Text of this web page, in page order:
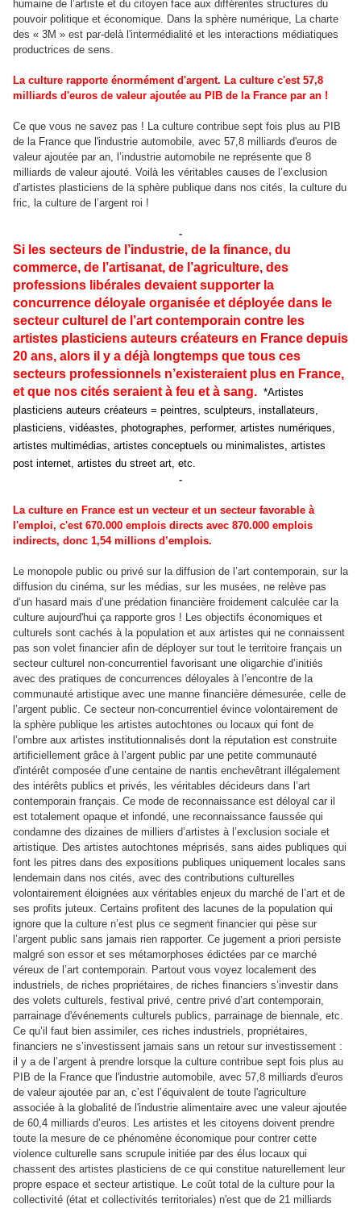
humaine de l’artiste et du citoyen face aux différentes structures du
pouvoir politique et économique. Dans la sphère numérique, La charte
des « 3M » est par-delà l'intermédialité et les interactions médiatiques
productrices de sens.
La culture rapporte énormément d'argent. La culture c'est 57,8
milliards d'euros de valeur ajoutée au PIB de la France par an !
Ce que vous ne savez pas ! La culture contribue sept fois plus au PIB
de la France que l'industrie automobile, avec 57,8 milliards d'euros de
valeur ajoutée par an, l’industrie automobile ne représente que 8
milliards de valeur ajouté. Voilà les véritables causes de l’exclusion
d’artistes plasticiens de la sphère publique dans nos cités, la culture du
fric, la culture de l’argent roi !
-
Si les secteurs de l’industrie, de la finance, du
commerce, de l’artisanat, de l’agriculture, des
professions libérales devaient supporter la
concurrence déloyale organisée et déployée dans le
secteur culturel de l’art contemporain contre les
artistes plasticiens auteurs créateurs en France depuis
20 ans, alors il y a déjà longtemps que tous ces
secteurs professionnels n’existeraient plus en France,
et que nos cités seraient à feu et à sang. *Artistes
plasticiens auteurs créateurs = peintres, sculpteurs, installateurs,
plasticiens, vidéastes, photographes, performer, artistes numériques,
artistes multimédias, artistes conceptuels ou minimalistes, artistes
post internet, artistes du street art, etc.
-
La culture en France est un vecteur et un secteur favorable à
l'emploi, c'est 670.000 emplois directs avec 870.000 emplois
indirects, donc 1,54 millions d’emplois.
Le monopole public ou privé sur la diffusion de l’art contemporain, sur la
diffusion du cinéma, sur les médias, sur les musées, ne relève pas
d’un hasard mais d’une prédation financière froidement calculée car la
culture aujourd'hui ça rapporte gros ! Les objectifs économiques et
culturels sont cachés à la population et aux artistes qui ne connaissent
pas son volet financier afin de déployer sur tout le territoire français un
secteur culturel non-concurrentiel favorisant une oligarchie d’initiés
avec des pratiques de concurrences déloyales à l’encontre de la
communauté artistique avec une manne financière démesurée, celle de
l’argent public. Ce secteur non-concurrentiel évince volontairement de
la sphère publique les artistes autochtones ou locaux qui font de
l’ombre aux artistes institutionnalisés dont la réputation est construite
artificiellement grâce à l’argent public par une petite communauté
d'intérêt composée d’une centaine de nantis enchevêtrant illégalement
des intérêts publics et privés, les véritables décideurs dans l’art
contemporain français. Ce mode de reconnaissance est déloyal car il
est totalement opaque et infondé, une reconnaissance faussée qui
condamne des dizaines de milliers d’artistes à l’exclusion sociale et
artistique. Des artistes autochtones méprisés, sans aides publiques qui
font les pitres dans des expositions publiques uniquement locales sans
lendemain dans nos cités, avec des contributions culturelles
volontairement éloignées aux véritables enjeux du marché de l’art et de
ses profits juteux. Certains profitent des lacunes de la population qui
ignore que la culture n’est plus ce segment financier qui pèse sur
l’argent public sans jamais rien rapporter. Ce jugement a priori persiste
malgré son essor et ses métamorphoses édictées par ce marché
véreux de l’art contemporain. Partout vous voyez localement des
industriels, de riches propriétaires, de riches financiers s’investir dans
des volets culturels, festival privé, centre privé d’art contemporain,
parrainage d'événements culturels publics, parrainage de biennale, etc.
Ce qu’il faut bien assimiler, ces riches industriels, propriétaires,
financiers ne s’investissent jamais sans un retour sur investissement :
il y a de l’argent à prendre lorsque la culture contribue sept fois plus au
PIB de la France que l'industrie automobile, avec 57,8 milliards d'euros
de valeur ajoutée par an, c’est l’équivalent de toute l'agriculture
associée à la globalité de l'industrie alimentaire avec une valeur ajoutée
de 60,4 milliards d’euros. Les artistes et les citoyens doivent prendre
toute la mesure de ce phénomène économique pour contrer cette
violence culturelle sans scrupule initiée par des élus locaux qui
chassent des artistes plasticiens de ce qui constitue naturellement leur
propre espace et secteur artistique. Le coût total de la culture pour la
collectivité (état et collectivités territoriales) n'est que de 21 milliards